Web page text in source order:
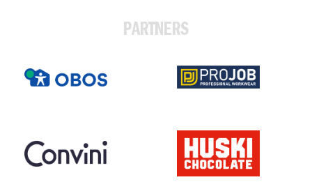
PARTNERS